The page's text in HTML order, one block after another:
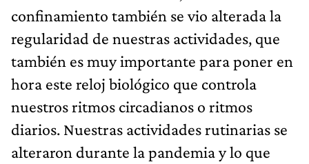
confinamiento también se vio alterada la
regularidad de nuestras actividades, que
también es muy importante para poner en
hora este reloj biológico que controla
nuestros ritmos circadianos o ritmos
diarios. Nuestras actividades rutinarias se
alteraron durante la pandemia y lo que